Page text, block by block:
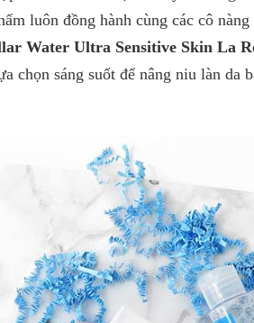
luôn đồng hành cùng các cô
Water Ultra Sensitive Skin La
chọn sáng suốt để nâng niu làn da